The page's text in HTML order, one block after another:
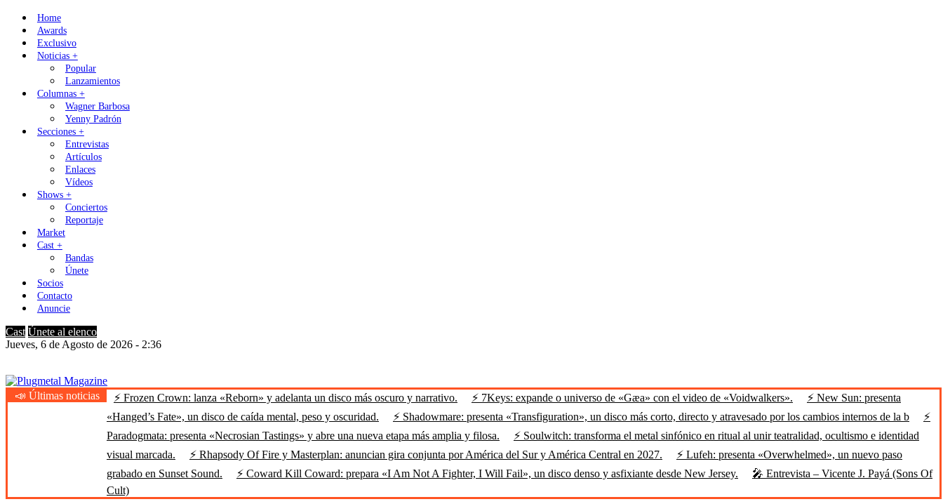
Skip
content
Home
Awards
Exclusivo
Noticias +
Popular
Lanzamientos
Columnas +
Wagner Barbosa
Yenny Padrón
Secciones +
Entrevistas
Artículos
Enlaces
Vídeos
Shows +
Conciertos
Reportaje
Market
Cast +
Bandas
Únete
Socios
Contacto
Anuncie
Cast Únete al elenco
Jueves, 6 de Agosto de 2026 - 2:36
Plugmetal Magazine
Heavy Metal is Life
📣 Últimas noticias ⚡ Frozen Crown: lanza «Reborn» y adelanta un disco más oscuro y narrativo. ⚡ 7Keys: expande o universo de «Gæa» con el video de «Voidwalkers».
⚡ New Sun: presenta
«Hanged’s Fate», un disco de caída mental, peso y oscuridad.
⚡ Shadowmare: presenta «Transfiguration», un disco más corto, directo y atravesado por los cambios internos de la b
⚡
Paradogmata: presenta «Necrosian Tastings» y abre una nueva etapa más amplia y filosa.
⚡ Soulwitch: transforma el metal sinfónico en ritual al unir teatralidad, ocultismo e identidad
visual marcada.
⚡ Rhapsody Of Fire y Masterplan: anuncian gira conjunta por América del Sur y América Central en 2027.
⚡ Lufeh: presenta «Overwhelmed», un nuevo paso
grabado en Sunset Sound.
⚡ Coward Kill Coward: prepara «I Am Not A Fighter, I Will Fail», un disco denso y asfixiante desde New Jersey.
🎤 Entrevista – Vicente J. Payá (Sons Of
Cult)